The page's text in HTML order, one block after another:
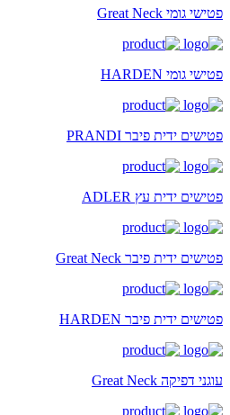
פטישי גומי Great Neck
פטישי גומי HARDEN
פטישים ידית פיבר PRANDI
פטישים ידית עץ ADLER
פטישים ידית פיבר Great Neck
פטישים ידית פיבר HARDEN
עוגני דפיקה Great Neck